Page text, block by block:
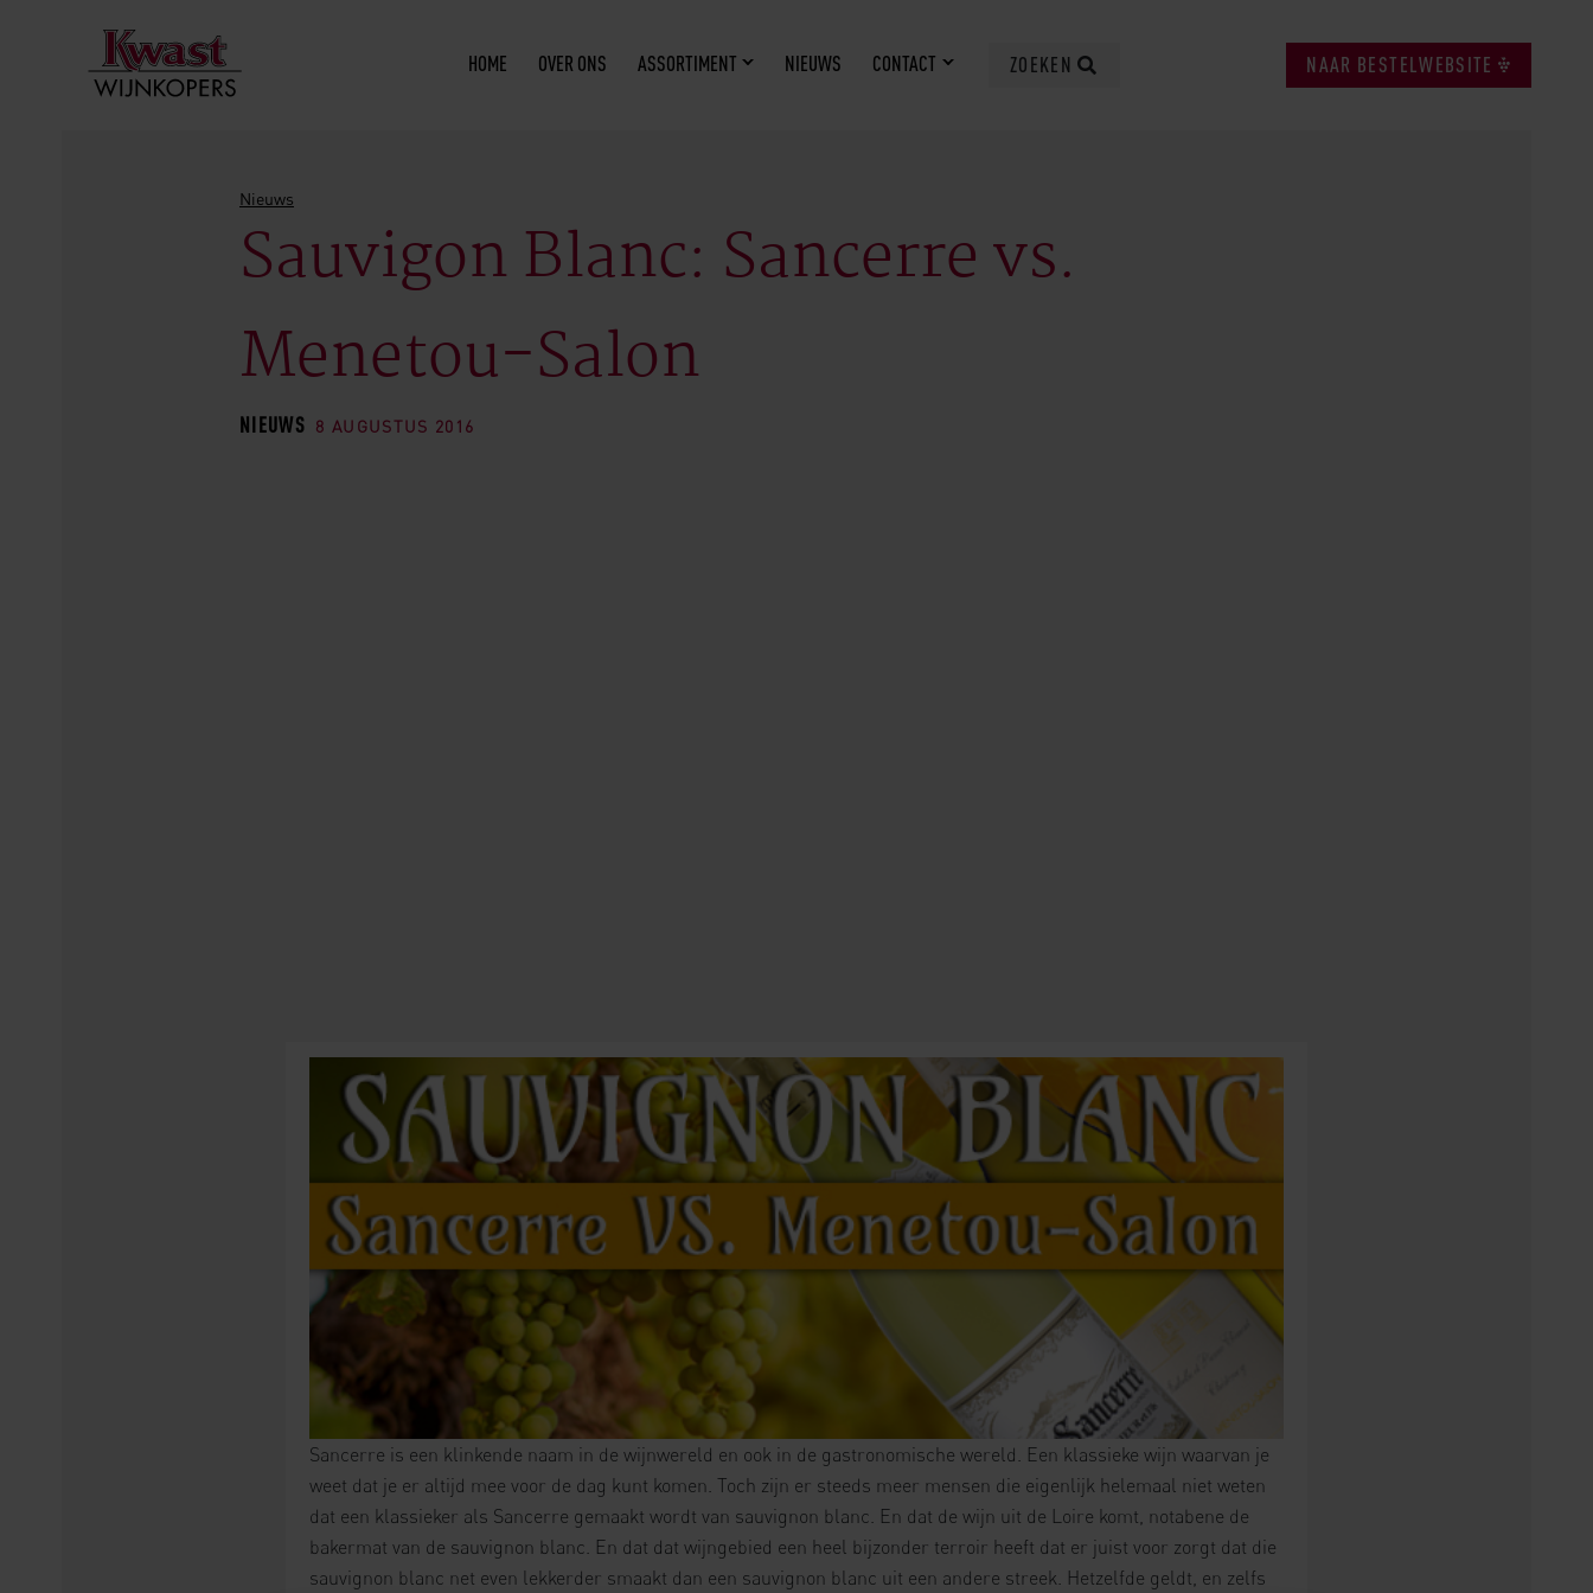
HOME OVER ONS ASSORTIMENT NIEUWS CONTACT ZOEKEN NAAR BESTELWEBSITE
Nieuws
Sauvigon Blanc: Sancerre vs.
Menetou-Salon
NIEUWS 8 AUGUSTUS 2016
Sancerre is een klinkende naam in de wijnwereld en ook in de gastronomische wereld. Een klassieke wijn waarvan je
weet dat je er altijd mee voor de dag kunt komen. Toch zijn er steeds meer mensen die eigenlijk helemaal niet weten
dat een klassieker als Sancerre gemaakt wordt van sauvignon blanc. En dat de wijn uit de Loire komt, notabene de
bakermat van de sauvignon blanc. En dat dat wijngebied een heel bijzonder terroir heeft dat er juist voor zorgt dat die
sauvignon blanc net even lekkerder smaakt dan een sauvignon blanc uit een andere streek. Hetzelfde geldt, en zelfs